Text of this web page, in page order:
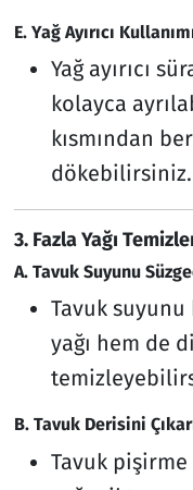
E. Yağ Ayırıcı
Yağ ayırıcı
kolayca
kısmından
dökebilirsiniz.
3. Fazla Yağı
A. Tavuk Suyunu
Tavuk
yağı hem de
B. Tavuk Derisini
Tavuk pişirme